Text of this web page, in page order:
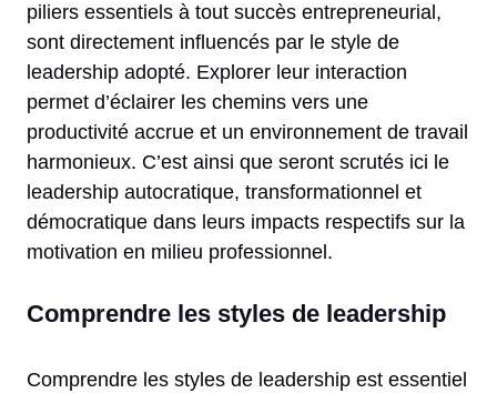
piliers essentiels à tout succès entrepreneurial,
sont directement influencés par le style de
leadership adopté. Explorer leur interaction
permet d’éclairer les chemins vers une
productivité accrue et un environnement de travail
harmonieux. C’est ainsi que seront scrutés ici le
leadership autocratique, transformationnel et
démocratique dans leurs impacts respectifs sur la
motivation en milieu professionnel.
Comprendre les styles de leadership
Comprendre les styles de leadership est essentiel